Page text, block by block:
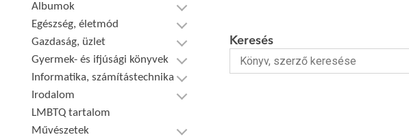
Albumok
Egészség, életmód
Gazdaság, üzlet
Gyermek- és ifjúsági könyvek
Informatika, számítástechnika
Irodalom
LMBTQ tartalom
Művészetek
Keresés